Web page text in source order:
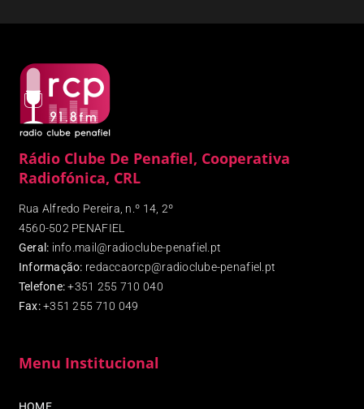
Rádio Clube De Penafiel, Cooperativa
Radiofónica, CRL
Rua Alfredo Pereira, n.º 14, 2º
4560-502 PENAFIEL
Geral: info.mail@radioclube-penafiel.pt
Informação: redaccaorcp@radioclube-penafiel.pt
Telefone: +351 255 710 040
Fax:+351 255 710 049
Menu Institucional